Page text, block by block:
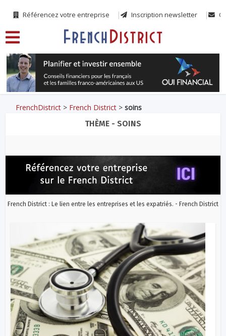
Référencez votre entreprise Inscription newsletter
FrenchDistrict > French District >soins
THÈME - SOINS
French District : Le lien entre les entreprises et les expatriés. - French District